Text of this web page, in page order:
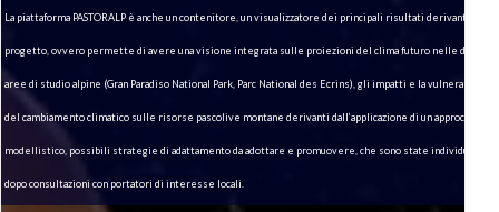
La piattaforma PASTORALP è anche un contenitore, un visualizzatore dei principali risultati derivanti dal
progetto, ovvero permette di avere una visione integrata sulle proiezioni del clima futuro nelle due
aree di studio alpine (Gran Paradiso National Park, Parc National des Ecrins), gli impatti e la vulnerabilità
del cambiamento climatico sulle risorse pascolive montane derivanti dall’applicazione di un approccio
modellistico, possibili strategie di adattamento da adottare e promuovere, che sono state individuate
dopo consultazioni con portatori di interesse locali.